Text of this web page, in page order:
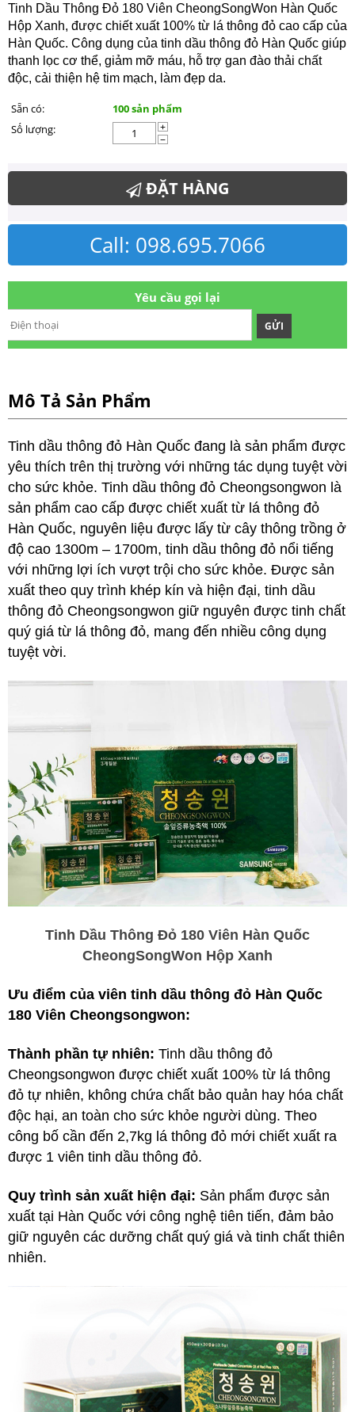
Tinh Dầu Thông Đỏ 180 Viên CheongSongWon Hàn Quốc
Hộp Xanh, được chiết xuất 100% từ lá thông đỏ cao cấp của
Hàn Quốc. Công dụng của tinh dầu thông đỏ Hàn Quốc giúp
thanh lọc cơ thể, giảm mỡ máu, hỗ trợ gan đào thải chất
độc, cải thiện hệ tim mạch, làm đẹp da.
Sẵn có:
100 sản phẩm
Số lượng:
+
−
ĐẶT HÀNG
Call: 098.695.7066
Yêu cầu gọi lại
GỬI
Mô Tả Sản Phẩm
Tinh dầu thông đỏ Hàn Quốc đang là sản phẩm được
yêu thích trên thị trường với những tác dụng tuyệt vời
cho sức khỏe. Tinh dầu thông đỏ Cheongsongwon là
sản phẩm cao cấp được chiết xuất từ lá thông đỏ
Hàn Quốc, nguyên liệu được lấy từ cây thông trồng ở
độ cao 1300m – 1700m, tinh dầu thông đỏ nổi tiếng
với những lợi ích vượt trội cho sức khỏe. Được sản
xuất theo quy trình khép kín và hiện đại, tinh dầu
thông đỏ Cheongsongwon giữ nguyên được tinh chất
quý giá từ lá thông đỏ, mang đến nhiều công dụng
tuyệt vời.
Tinh Dầu Thông Đỏ 180 Viên Hàn Quốc
CheongSongWon Hộp Xanh
Ưu điểm của viên tinh dầu thông đỏ Hàn Quốc
180 Viên Cheongsongwon:
Thành phần tự nhiên: Tinh dầu thông đỏ
Cheongsongwon được chiết xuất 100% từ lá thông
đỏ tự nhiên, không chứa chất bảo quản hay hóa chất
độc hại, an toàn cho sức khỏe người dùng. Theo
công bố cần đến 2,7kg lá thông đỏ mới chiết xuất ra
được 1 viên tinh dầu thông đỏ.
Quy trình sản xuất hiện đại: Sản phẩm được sản
xuất tại Hàn Quốc với công nghệ tiên tiến, đảm bảo
giữ nguyên các dưỡng chất quý giá và tinh chất thiên
nhiên.